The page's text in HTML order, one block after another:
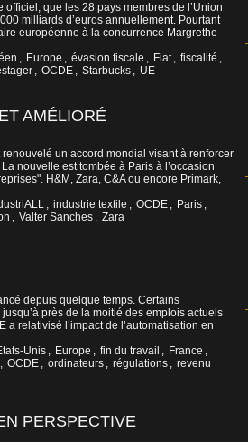
que les 28 pays membres de l’Union
milliards d’euros annuellement. Pourtant
européenne à la concurrence Margrethe
, Europe , évasion fiscale , Fiat , fiscalité ,
, OCDE , Starbucks , UE
AMÉLIORÉ
un accord mondial visant à renforcer
nouvelle est tombée à Paris à l’occasion
H&M, Zara, C&A ou encore Primark,
, industrie textile , OCDE , Paris ,
, Valter Sanches , Zara
depuis quelque temps. Certains
près de la moitié des emplois actuels
a relativisé l’impact de l’automatisation en
Unis , Europe , fin du travail , France ,
, OCDE , ordinateurs , régulations , revenu
PERSPECTIVE